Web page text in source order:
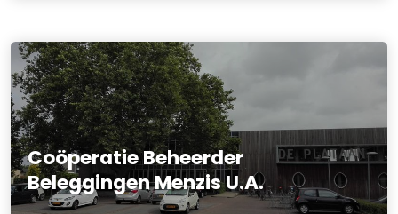
Coöperatie Beheerder
Beleggingen Menzis U.A.